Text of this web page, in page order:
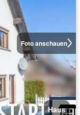
Foto anschauen
Haus